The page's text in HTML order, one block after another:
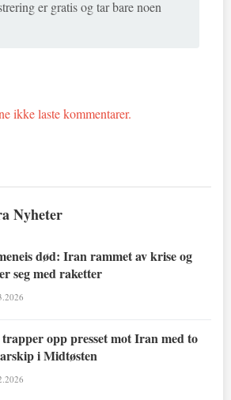
er gratis og tar bare noen
ikke laste kommentarer.
Nyheter
død: Iran rammet av krise og
seg med raketter
opp presset mot Iran med to
i Midtøsten